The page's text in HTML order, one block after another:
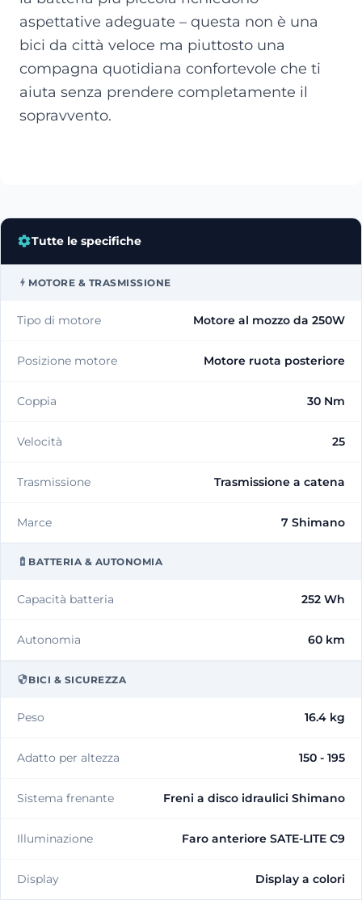
aspettative adeguate – questa non è una
bici da città veloce ma piuttosto una
compagna quotidiana confortevole che ti
aiuta senza prendere completamente il
sopravvento.
Tutte le specifiche
MOTORE & TRASMISSIONE
Tipo di motore Motore al mozzo da 250W
Posizione motore Motore ruota posteriore
Coppia 30 Nm
Velocità 25
Trasmissione Trasmissione a catena
Marce 7 Shimano
BATTERIA & AUTONOMIA
Capacità batteria 252 Wh
Autonomia 60 km
BICI & SICUREZZA
Peso 16.4 kg
Adatto per altezza 150 - 195
Sistema frenante Freni a disco idraulici Shimano
Illuminazione Faro anteriore SATE-LITE C9
Display Display a colori